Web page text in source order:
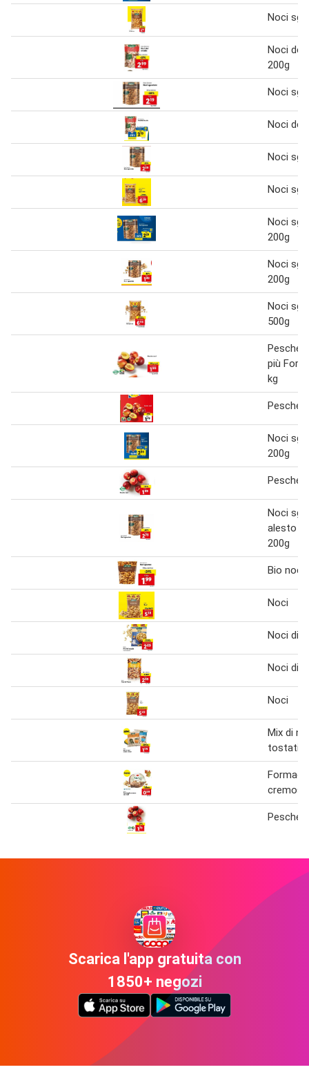
Noci
Noci del
200g
Noci
Noci del
Noci
Noci
Noci
200g
Noci
200g
Noci
500g
Pesche
più
kg
Pesche
Noci
200g
Pesche
Noci
alesto
200g
Bio noci
Noci
Noci di
Noci di
Noci
Mix di
tostati
Pesche
Scarica l'app gratuita con
1850+ negozi